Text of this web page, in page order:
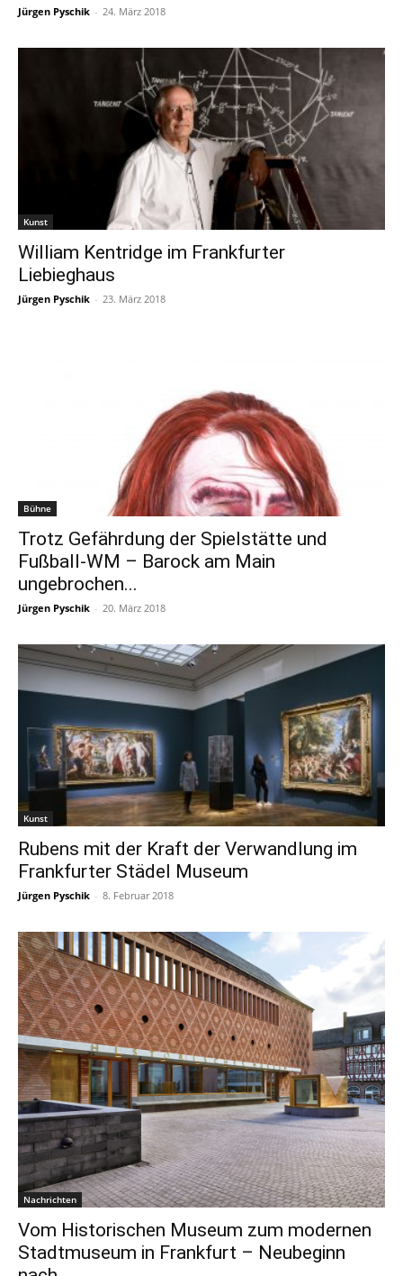
Jürgen Pyschik - 24. März 2018
Kunst
William Kentridge im Frankfurter
Liebieghaus
Jürgen Pyschik - 23. März 2018
Bühne
Trotz Gefährdung der Spielstätte und
Fußball-WM – Barock am Main
ungebrochen...
Jürgen Pyschik - 20. März 2018
Kunst
Rubens mit der Kraft der Verwandlung im
Frankfurter Städel Museum
Jürgen Pyschik - 8. Februar 2018
Nachrichten
Vom Historischen Museum zum modernen
Stadtmuseum in Frankfurt – Neubeginn